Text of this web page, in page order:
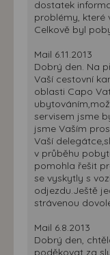
dostatek
problémy, které
Celkově byl
Mail 6.11.2013
Dobrý den. Na
Vaší cestovní
oblasti Capo
servisem jsme
jsme Vaším
Vaší
v průběhu
pomohla řešit
se vyskytly s
odjezdu.Ještě
strávenou
Mail 6.8.2013
Dobrý den,
poděkovat za